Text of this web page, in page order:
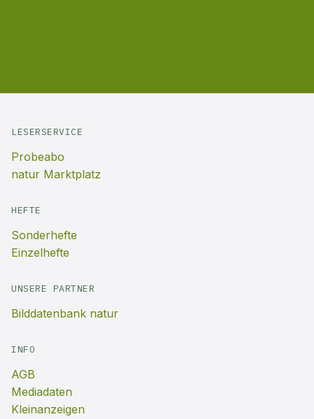
LESERSERVICE
Probeabo
natur Marktplatz
HEFTE
Sonderhefte
Einzelhefte
UNSERE PARTNER
Bilddatenbank natur
INFO
AGB
Mediadaten
Kleinanzeigen